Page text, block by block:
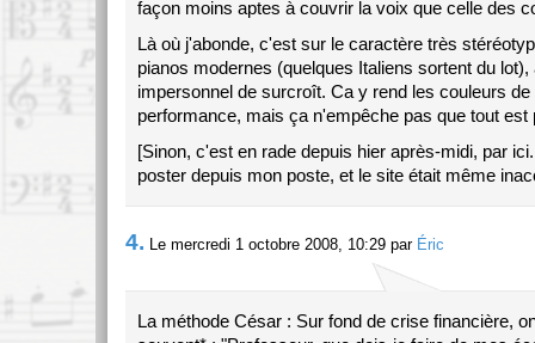
façon moins aptes à couvrir la voix que celle des
Là où j'abonde, c'est sur le caractère très
pianos modernes (quelques Italiens sortent du
impersonnel de surcroît. Ca y rend les couleurs de
performance, mais ça n'empêche pas que tout est
[Sinon, c'est en rade depuis hier après-midi, par
poster depuis mon poste, et le site était même
4. Le mercredi 1 octobre 2008, 10:29 par Éric
La méthode César : Sur fond de crise financière,